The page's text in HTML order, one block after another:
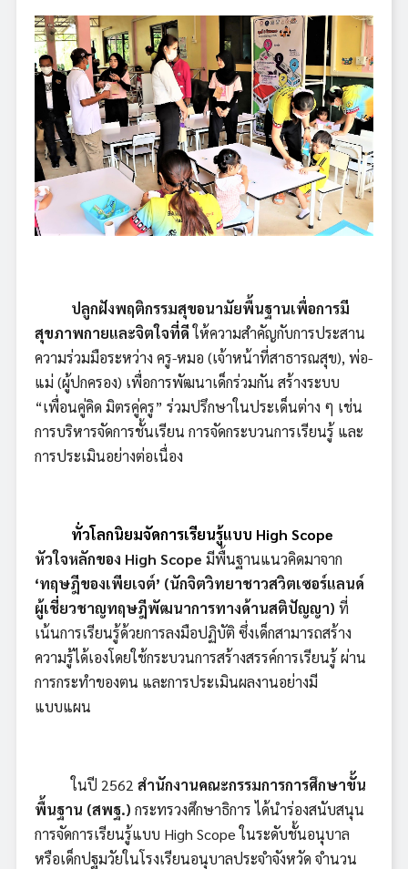
ปลูกฝังพฤติกรรมสุขอนามัยพื้นฐานเพื่อการมี
สุขภาพกายและจิตใจที่ดีให้ความสำคัญกับการประสาน
ความร่วมมือระหว่าง ครู-หมอ (เจ้าหน้าที่สาธารณสุข), พ่อ-
แม่ (ผู้ปกครอง) เพื่อการพัฒนาเด็กร่วมกัน สร้างระบบ
“เพื่อนคู่คิด มิตรคู่ครู” ร่วมปรึกษาในประเด็นต่าง ๆ เช่น
การบริหารจัดการชั้นเรียน การจัดกระบวนการเรียนรู้ และ
การประเมินอย่างต่อเนื่อง
ทั่วโลกนิยมจัดการเรียนรู้แบบ High Scope
หัวใจหลักของ High Scope มีพื้นฐานแนวคิดมาจาก
‘ทฤษฎีของเพียเจต์’ (นักจิตวิทยาชาวสวิตเซอร์แลนด์
ผู้เชี่ยวชาญทฤษฎีพัฒนาการทางด้านสติปัญญา) ที่
เน้นการเรียนรู้ด้วยการลงมือปฏิบัติ ซึ่งเด็กสามารถสร้าง
ความรู้ได้เองโดยใช้กระบวนการสร้างสรรค์การเรียนรู้ ผ่าน
การกระทำของตน และการประเมินผลงานอย่างมี
แบบแผน
ในปี 2562 สำนักงานคณะกรรมการการศึกษาขั้น
พื้นฐาน (สพฐ.) กระทรวงศึกษาธิการ ได้นำร่องสนับสนุน
การจัดการเรียนรู้แบบ High Scope ในระดับชั้นอนุบาล
หรือเด็กปฐมวัยในโรงเรียนอนุบาลประจำจังหวัด จำนวน